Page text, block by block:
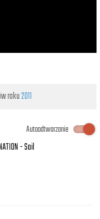
roku2011
Autoodtwarzanie
- Sail